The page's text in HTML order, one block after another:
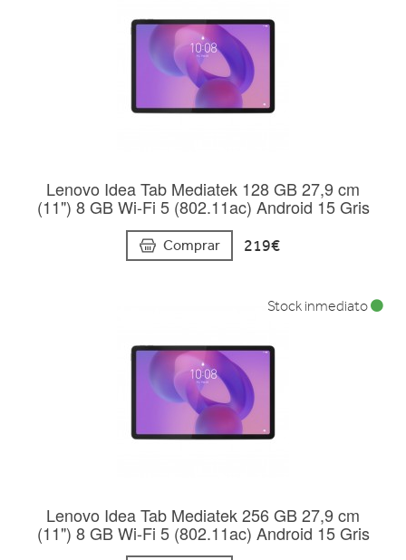
Lenovo Idea Tab Mediatek 128 GB 27,9 cm
(11") 8 GB Wi-Fi 5 (802.11ac) Android 15 Gris
Comprar 219€
Lenovo Idea Tab Mediatek 256 GB 27,9 cm
(11") 8 GB Wi-Fi 5 (802.11ac) Android 15 Gris
Stock inmediato